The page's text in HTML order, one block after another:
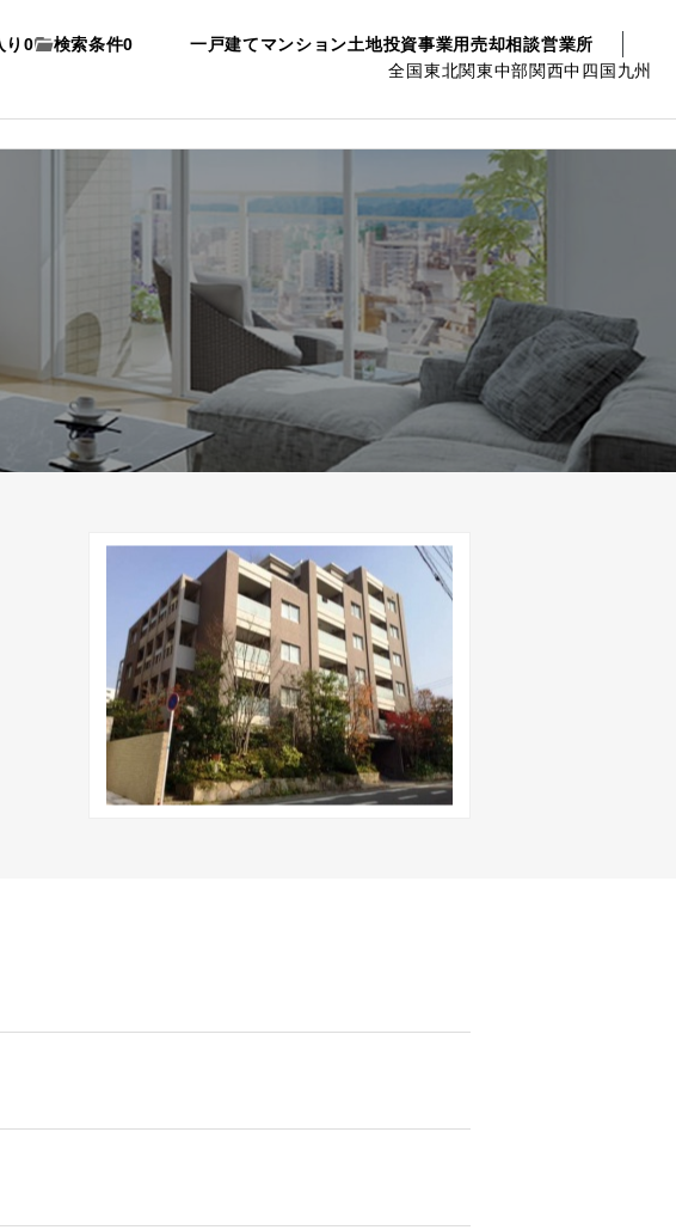
一戸建てマンション土地投資事業用売却相談営業所
全国東北関東中部関西中四国九州
0 検索条件0